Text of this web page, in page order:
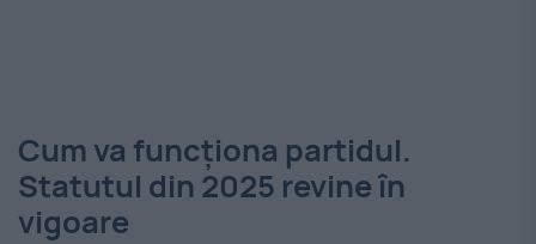
Cum va funcționa partidul.
Statutul din 2025 revine în
vigoare